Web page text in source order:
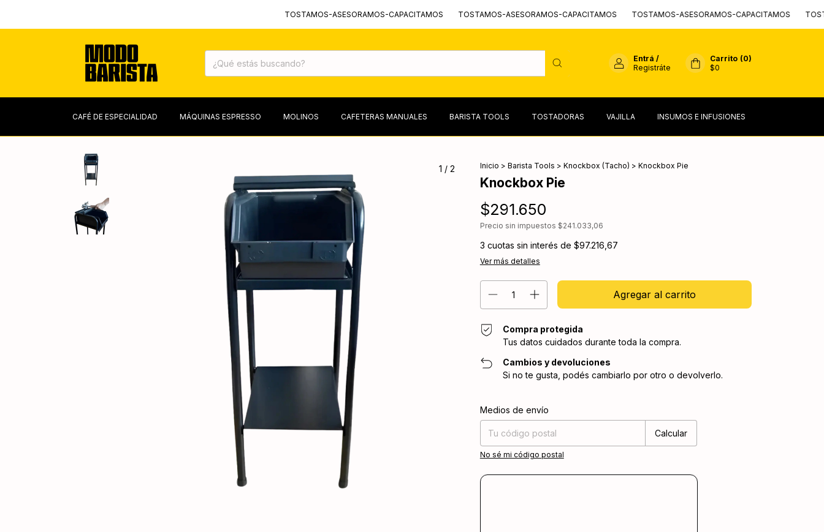
TOSTAMOS-ASESORAMOS-CAPACITAMOS TOSTAMOS-ASESORAMOS-CAPACITAMOS TOSTAMOS-ASESORAMOS-CAPACITAMOS TOSTAMOS-
Entrá /
Registráte
Carrito (0)
$0
CAFÉ DE ESPECIALIDAD MÁQUINAS ESPRESSO MOLINOS CAFETERAS MANUALES BARISTA TOOLS TOSTADORAS VAJILLA INSUMOS E INFUSIONES
1 / 2 Inicio > Barista Tools > Knockbox (Tacho) > Knockbox Pie
Knockbox Pie
$291.650
Precio sin impuestos $241.033,06
3 cuotas sin interés de $97.216,67
Ver más detalles
Compra protegida
Tus datos cuidados durante toda la compra.
Cambios y devoluciones
Si no te gusta, podés cambiarlo por otro o devolverlo.
Entregas para el CP:
Medios de envío
Calcular
No sé mi código postal